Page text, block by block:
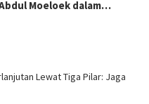
Moeloek dalam…